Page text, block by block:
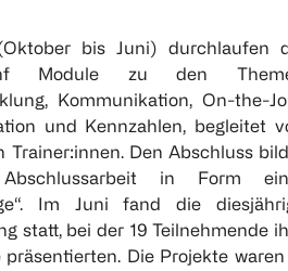
bis Juni) durchlaufen
Module zu den
Kommunikation, On-the-
und Kennzahlen, begleitet
Trainer:innen. Den Abschluss
in Form
Im Juni fand die
statt, bei der 19 Teilnehmende
Die Projekte